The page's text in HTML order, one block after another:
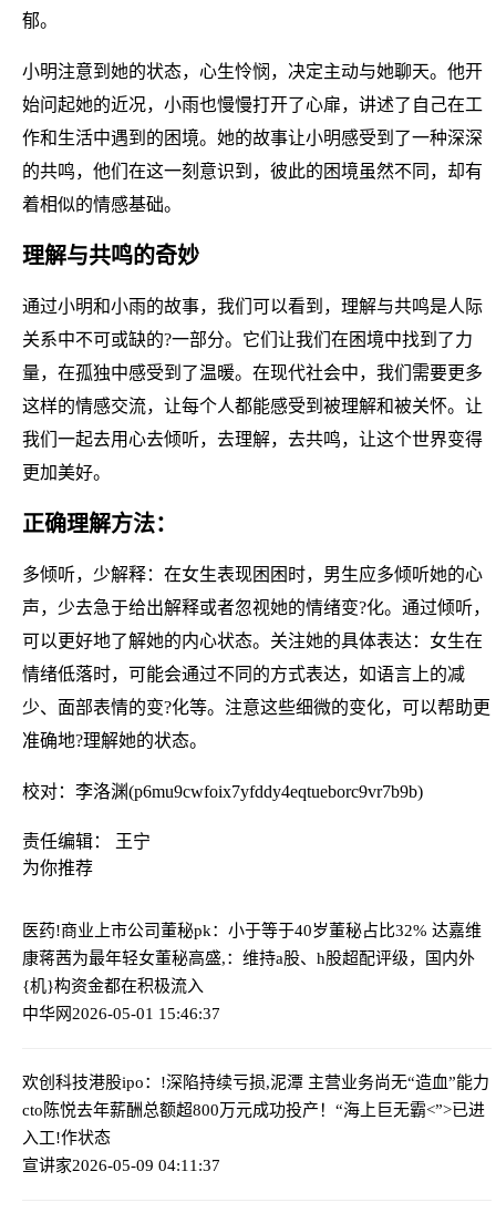
郁。
小明注意到她的状态，心生怜悯，决定主动与她聊天。他开
始问起她的近况，小雨也慢慢打开了心扉，讲述了自己在工
作和生活中遇到的困境。她的故事让小明感受到了一种深深
的共鸣，他们在这一刻意识到，彼此的困境虽然不同，却有
着相似的情感基础。
理解与共鸣的奇妙
通过小明和小雨的故事，我们可以看到，理解与共鸣是人际
关系中不可或缺的?一部分。它们让我们在困境中找到了力
量，在孤独中感受到了温暖。在现代社会中，我们需要更多
这样的情感交流，让每个人都能感受到被理解和被关怀。让
我们一起去用心去倾听，去理解，去共鸣，让这个世界变得
更加美好。
正确理解方法：
多倾听，少解释：在女生表现困困时，男生应多倾听她的心
声，少去急于给出解释或者忽视她的情绪变?化。通过倾听，
可以更好地了解她的内心状态。关注她的具体表达：女生在
情绪低落时，可能会通过不同的方式表达，如语言上的减
少、面部表情的变?化等。注意这些细微的变化，可以帮助更
准确地?理解她的状态。
校对：李洛渊(p6mu9cwfoix7yfddy4eqtueborc9vr7b9b)
责任编辑： 王宁
为你推荐
医药!商业上市公司董秘pk：小于等于40岁董秘占比32% 达嘉维
康蒋茜为最年轻女董秘高盛,：维持a股、h股超配评级，国内外
{机}构资金都在积极流入
中华网2026-05-01 15:46:37
欢创科技港股ipo：!深陷持续亏损,泥潭 主营业务尚无“造血”能力
cto陈悦去年薪酬总额超800万元成功投产！“海上巨无霸<”>已进
入工!作状态
宣讲家2026-05-09 04:11:37